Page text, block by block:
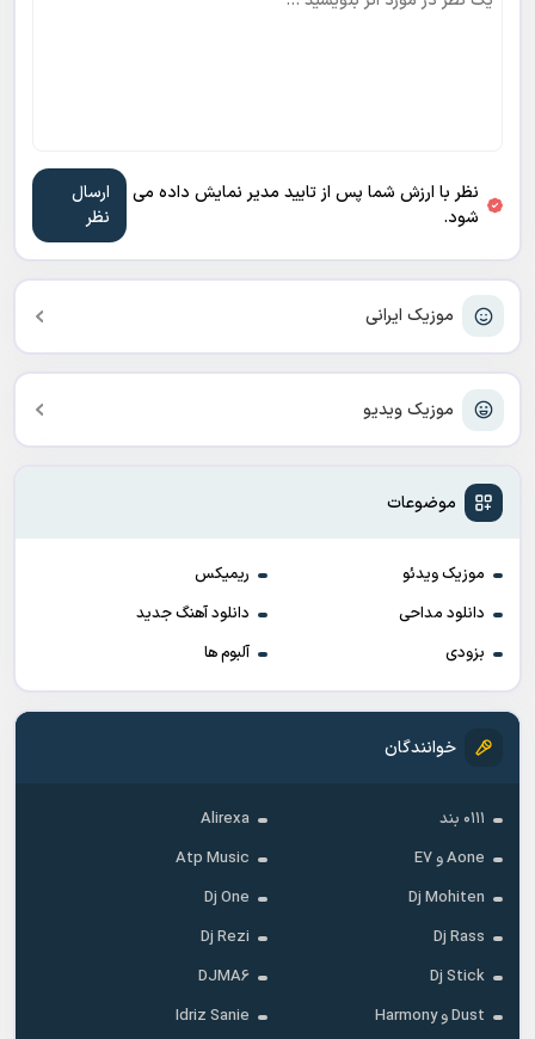
موزیک ایرانی
موزیک ویدیو
موضوعات
موزیک ویدئو
ریمیکس
دانلود مداحی
دانلود آهنگ جدید
بزودی
آلبوم ها
خوانندگان
۰۱۱۱ بند
Alirexa
Aone و E7
Atp Music
Dj Mohiten
Dj One
Dj Rass
Dj Rezi
Dj Stick
DJMA6
Dust و Harmony
Idriz Sanie
نظر با ارزش شما پس از تایید مدیر نمایش داده می
شود.